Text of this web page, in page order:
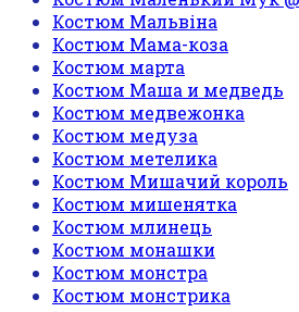
Костюм Мальвіна
Костюм Мама-коза
Костюм марта
Костюм Маша и медведь
Костюм медвежонка
Костюм медуза
Костюм метелика
Костюм Мишачий король
Костюм мишенятка
Костюм млинець
Костюм монашки
Костюм монстра
Костюм монстрика